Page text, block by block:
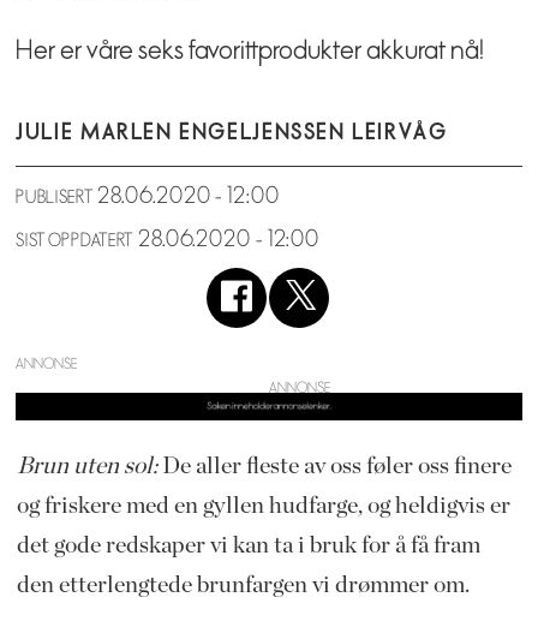
Her er våre seks favorittprodukter akkurat nå!
JULIE MARLEN ENGELJENSSEN LEIRVÅG
PUBLISERT 28.06.2020 - 12:00
SIST OPPDATERT 28.06.2020 - 12:00
ANNONSE
Brun uten sol:De aller fleste av oss føler oss finere
og friskere med en gyllen hudfarge, og heldigvis er
det gode redskaper vi kan ta i bruk for å få fram
den etterlengtede brunfargen vi drømmer om.